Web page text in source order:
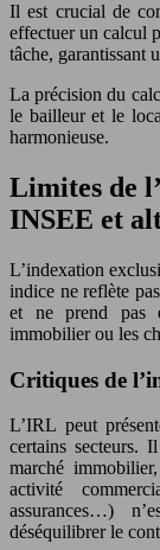
Il est crucial de
effectuer un calcul
tâche, garantissant
La précision du
le bailleur et le
harmonieuse.
Limites de
INSEE et
L’indexation
indice ne reflète
et ne prend pas
immobilier ou les
Critiques de
L’IRL peut
certains secteurs.
marché
activité
assurances…)
déséquilibrer le